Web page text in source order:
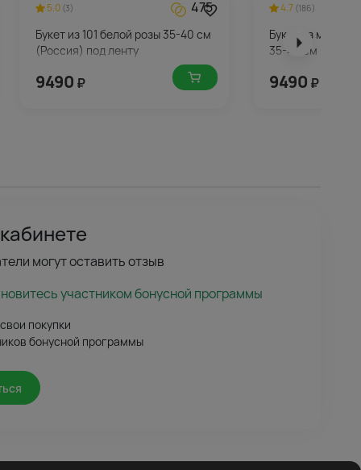
5.0 (3) 475
Букет из 101 белой розы 35-40 см
(Россия) под ленту
9490 ₽
4.7 (186)
Букет из
35-40 см под
9490 ₽
могут оставить отзыв
участником бонусной программы
покупки
бонусной программы